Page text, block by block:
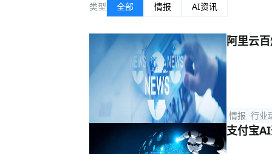
类型 全部 情报 AI资讯
阿里云
情报 行业
支付宝